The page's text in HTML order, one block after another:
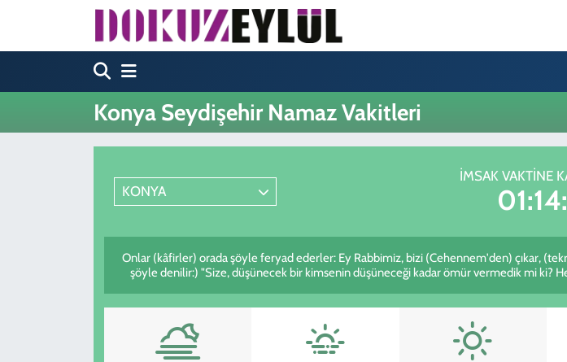
Konya Seydişehir Namaz Vakitleri
KONYA
İMSAK VAKTINE
Onlar (kâfirler) orada şöyle feryad ederler: Ey Rabbimiz, bizi (Cehennem'den) çıkar,
şöyle denilir:) "Size, düşünecek bir kimsenin düşüneceği kadar ömür vermedik mi ki?
Hava Durumu
Trafik Durumu
Süper Lig Puan Durumu ve Fikstür
Tüm Manşetler